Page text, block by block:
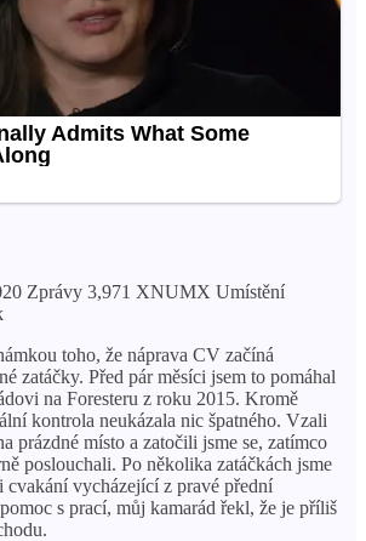
Zprávy 3,971 XNUMX Umístění
toho, že náprava CV začíná
zatáčky. Před pár měsíci jsem to pomáhal
na Foresteru z roku 2015. Kromě
kontrola neukázala nic špatného. Vzali
prázdné místo a zatočili jsme se, zatímco
poslouchali. Po několika zatáčkách jsme
vycházející z pravé přední
s prací, můj kamarád řekl, že je příliš